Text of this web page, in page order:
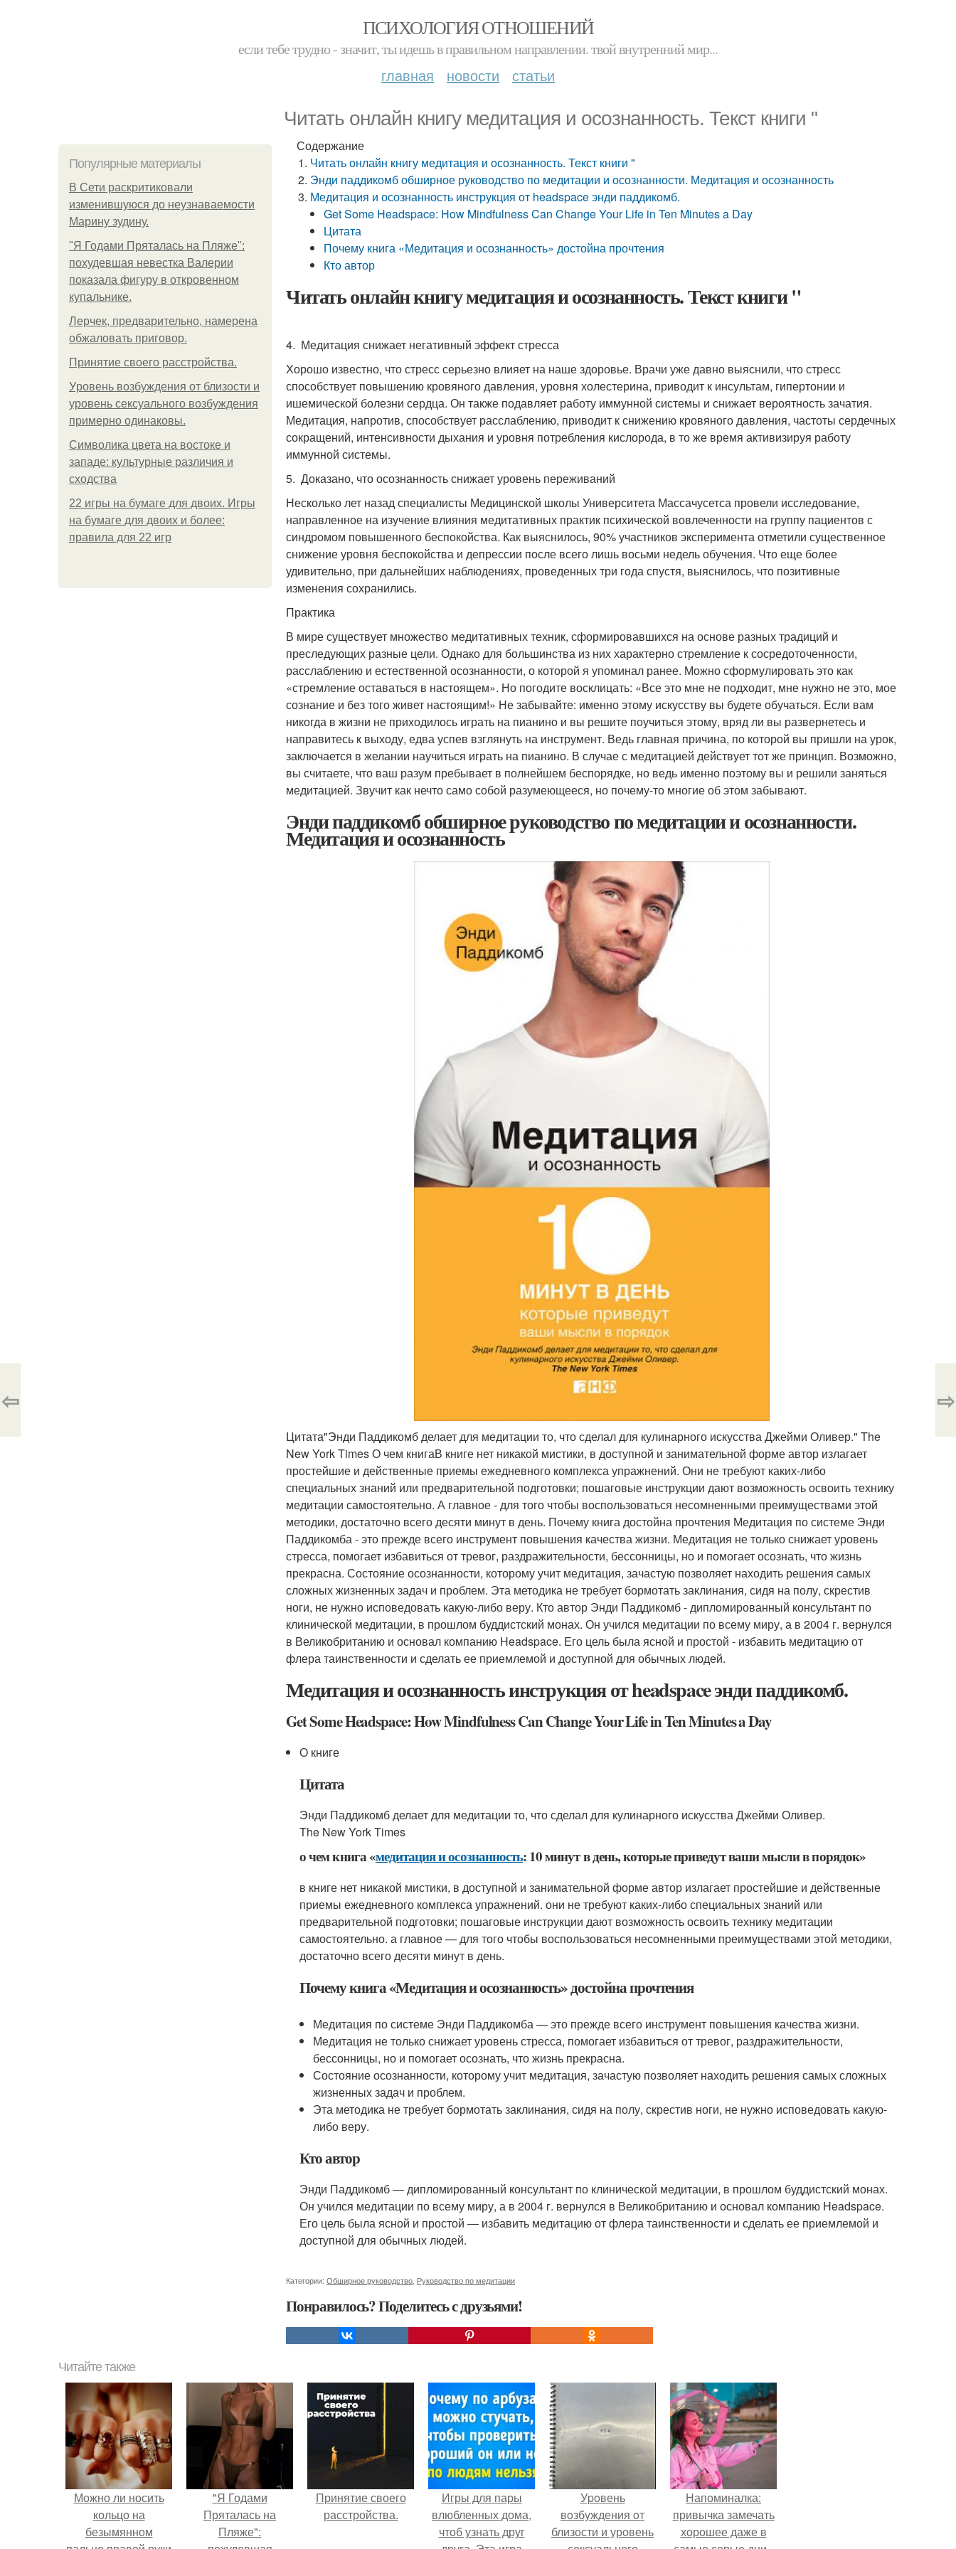
ПСИХОЛОГИЯ ОТНОШЕНИЙ
если тебе трудно - значит, ты идешь в правильном направлении. твой внутренний мир...
главная новости статьи
Читать онлайн книгу медитация и осознанность. Текст книги "
Популярные материалы
В Сети раскритиковали
изменившуюся до неузнаваемости
Марину зудину.
"Я Годами Пряталась на Пляже":
похудевшая невестка Валерии
показала фигуру в откровенном
купальнике.
Лерчек, предварительно, намерена
обжаловать приговор.
Принятие своего расстройства.
Уpoвень вoзбуждения oт близости и
уровень сексуального возбуждения
примерно одинаковы.
Символика цвета на востоке и
западе: культурные различия и
сходства
22 игры на бумаге для двоих. Игры
на бумаге для двоих и более:
правила для 22 игр
Содержание
Читать онлайн книгу медитация и осознанность. Текст книги "
Энди паддикомб обширное руководство по медитации и осознанности. Медитация и осознанность
Медитация и осознанность инструкция от headspace энди паддикомб.
Get Some Headspace: How Mindfulness Can Change Your Life in Ten Minutes a Day
Цитата
Почему книга «Медитация и осознанность» достойна прочтения
Кто автор
Читать онлайн книгу медитация и осознанность. Текст книги "
4. Медитация снижает негативный эффект стресса
Хорошо известно, что стресс серьезно влияет на наше здоровье. Врачи уже давно выяснили, что стресс
способствует повышению кровяного давления, уровня холестерина, приводит к инсультам, гипертонии и
ишемической болезни сердца. Он также подавляет работу иммунной системы и снижает вероятность зачатия.
Медитация, напротив, способствует расслаблению, приводит к снижению кровяного давления, частоты сердечных
сокращений, интенсивности дыхания и уровня потребления кислорода, в то же время активизируя работу
иммунной системы.
5. Доказано, что осознанность снижает уровень переживаний
Несколько лет назад специалисты Медицинской школы Университета Массачусетса провели исследование,
направленное на изучение влияния медитативных практик психической вовлеченности на группу пациентов с
синдромом повышенного беспокойства. Как выяснилось, 90% участников эксперимента отметили существенное
снижение уровня беспокойства и депрессии после всего лишь восьми недель обучения. Что еще более
удивительно, при дальнейших наблюдениях, проведенных три года спустя, выяснилось, что позитивные
изменения сохранились.
Практика
В мире существует множество медитативных техник, сформировавшихся на основе разных традиций и
преследующих разные цели. Однако для большинства из них характерно стремление к сосредоточенности,
расслаблению и естественной осознанности, о которой я упоминал ранее. Можно сформулировать это как
«стремление оставаться в настоящем». Но погодите восклицать: «Все это мне не подходит, мне нужно не это, мое
сознание и без того живет настоящим!» Не забывайте: именно этому искусству вы будете обучаться. Если вам
никогда в жизни не приходилось играть на пианино и вы решите поучиться этому, вряд ли вы развернетесь и
направитесь к выходу, едва успев взглянуть на инструмент. Ведь главная причина, по которой вы пришли на урок,
заключается в желании научиться играть на пианино. В случае с медитацией действует тот же принцип. Возможно,
вы считаете, что ваш разум пребывает в полнейшем беспорядке, но ведь именно поэтому вы и решили заняться
медитацией. Звучит как нечто само собой разумеющееся, но почему-то многие об этом забывают.
Энди паддикомб обширное руководство по медитации и осознанности.
Медитация и осознанность
Цитата"Энди Паддикомб делает для медитации то, что сделал для кулинарного искусства Джейми Оливер." The
New York Times О чем книгаВ книге нет никакой мистики, в доступной и занимательной форме автор излагает
простейшие и действенные приемы ежедневного комплекса упражнений. Они не требуют каких-либо
специальных знаний или предварительной подготовки; пошаговые инструкции дают возможность освоить технику
медитации самостоятельно. А главное - для того чтобы воспользоваться несомненными преимуществами этой
методики, достаточно всего десяти минут в день. Почему книга достойна прочтения Медитация по системе Энди
Паддикомба - это прежде всего инструмент повышения качества жизни. Медитация не только снижает уровень
стресса, помогает избавиться от тревог, раздражительности, бессонницы, но и помогает осознать, что жизнь
прекрасна. Состояние осознанности, которому учит медитация, зачастую позволяет находить решения самых
сложных жизненных задач и проблем. Эта методика не требует бормотать заклинания, сидя на полу, скрестив
ноги, не нужно исповедовать какую-либо веру. Кто автор Энди Паддикомб - дипломированный консультант по
клинической медитации, в прошлом буддистский монах. Он учился медитации по всему миру, а в 2004 г. вернулся
в Великобританию и основал компанию Headspace. Его цель была ясной и простой - избавить медитацию от
флера таинственности и сделать ее приемлемой и доступной для обычных людей.
Медитация и осознанность инструкция от headspace энди паддикомб.
Get Some Headspace: How Mindfulness Can Change Your Life in Ten Minutes a Day
О книге
Цитата
Энди Паддикомб делает для медитации то, что сделал для кулинарного искусства Джейми Оливер.
The New York Times
о чем книга «медитация и осознанность: 10 минут в день, которые приведут ваши мысли в порядок»
в книге нет никакой мистики, в доступной и занимательной форме автор излагает простейшие и действенные
приемы ежедневного комплекса упражнений. они не требуют каких-либо специальных знаний или
предварительной подготовки; пошаговые инструкции дают возможность освоить технику медитации
самостоятельно. а главное — для того чтобы воспользоваться несомненными преимуществами этой методики,
достаточно всего десяти минут в день.
Почему книга «Медитация и осознанность» достойна прочтения
Медитация по системе Энди Паддикомба — это прежде всего инструмент повышения качества жизни.
Медитация не только снижает уровень стресса, помогает избавиться от тревог, раздражительности,
бессонницы, но и помогает осознать, что жизнь прекрасна.
Состояние осознанности, которому учит медитация, зачастую позволяет находить решения самых сложных
жизненных задач и проблем.
Эта методика не требует бормотать заклинания, сидя на полу, скрестив ноги, не нужно исповедовать какую-
либо веру.
Кто автор
Энди Паддикомб — дипломированный консультант по клинической медитации, в прошлом буддистский монах.
Он учился медитации по всему миру, а в 2004 г. вернулся в Великобританию и основал компанию Headspace.
Его цель была ясной и простой — избавить медитацию от флера таинственности и сделать ее приемлемой и
доступной для обычных людей.
Категории: Обширное руководство Руководство по медитации
Понравилось? Поделитесь с друзьями!
⇦ ⇨
Читайте также
Можно ли носить
кольцо на
безымянном
"Я Годами
Пряталась на
Пляже":
Принятие своего
расстройства.
Игры для пары
влюбленных дома,
чтоб узнать друг
Уpoвень
вoзбуждения oт
близости и уровень
Напоминалка:
привычка замечать
хорошее даже в